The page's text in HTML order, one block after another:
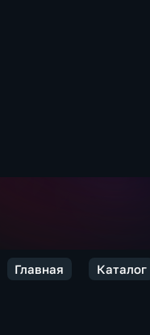
Главная Каталог